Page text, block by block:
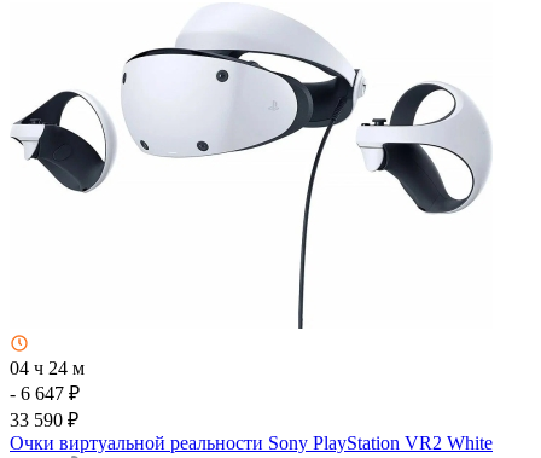
04 ч 24 м
- 6 647 ₽
33 590 ₽
Очки виртуальной реальности Sony PlayStation VR2 White